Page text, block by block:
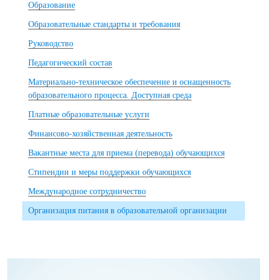
Образование
Образовательные стандарты и требования
Руководство
Педагогический состав
Материально-техническое обеспечение и оснащенность
образовательного процесса. Доступная среда
Платные образовательные услуги
Финансово-хозяйственная деятельность
Вакантные места для приема (перевода) обучающихся
Стипендии и меры поддержки обучающихся
Международное сотрудничество
Организация питания в образовательной организации